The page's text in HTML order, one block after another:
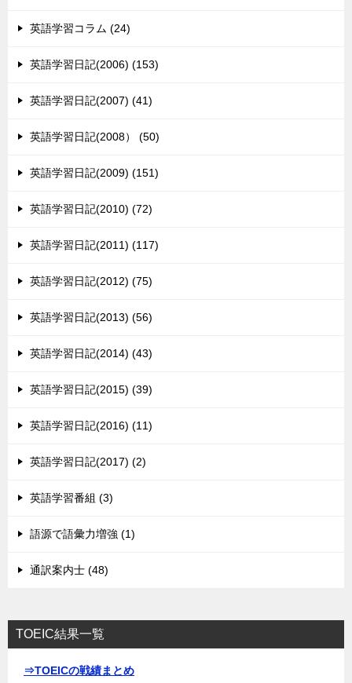
英語学習コラム (24)
英語学習日記(2006) (153)
英語学習日記(2007) (41)
英語学習日記(2008） (50)
英語学習日記(2009) (151)
英語学習日記(2010) (72)
英語学習日記(2011) (117)
英語学習日記(2012) (75)
英語学習日記(2013) (56)
英語学習日記(2014) (43)
英語学習日記(2015) (39)
英語学習日記(2016) (11)
英語学習日記(2017) (2)
英語学習番組 (3)
語源で語彙力増強 (1)
通訳案内士 (48)
TOEIC結果一覧
⇒TOEICの戦績まとめ